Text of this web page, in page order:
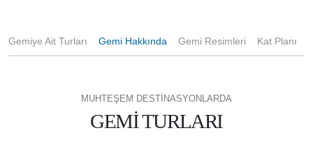
Gemiye Ait Turları Gemi Hakkında Gemi Resimleri Kat Planı
MUHTEŞEM DESTİNASYONLARDA
GEMİ TURLARI